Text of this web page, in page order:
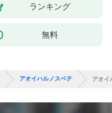
ランキング
無料
アオイハルノスベテ アオイ